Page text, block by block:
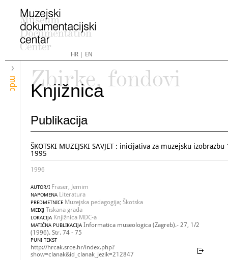
HR| EN
mdc
Zbirke, fondovi
Knjižnica
Publikacija
ŠKOTSKI MUZEJSKI SAVJET : inicijativa za muzejsku
1995
1996
AUTOR/I Fraser, Jemim
NAPOMENA Literatura
PREDMETNICE Muzejska pedagogija; Škotska
MEDIJ Tiskana građa
LOKACIJA Knjižnica MDC-a
MATIČNA PUBLIKACIJA Informatica museologica (Zagreb).- 27, 1/2
(1996). Str. 74 - 75
PUNI TEKST
http://hrcak.srce.hr/index.php?
show=clanak&id_clanak_jezik=212847